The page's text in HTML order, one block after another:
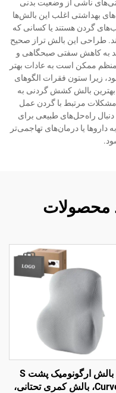
ناشی از وضعیت بدنی
بهداشتی اغلب این بالش‌ها
گردن هستند یا کسانی که
طراحی این بالش تراز صحیح
به کاهش سفتی صبحگاهی و
ممکن است به عادات بهتر
زیرا ستون فقرات الگوهای
بالش کشش گردنی به
مرتبط با گردن عمل
دنبال راه‌حل‌های طبیعی برای
یا درمان‌های تهاجمی‌تر
محصولات
بالش ارگونومیک پشت S
Curve، بالش کمری تحتانی،